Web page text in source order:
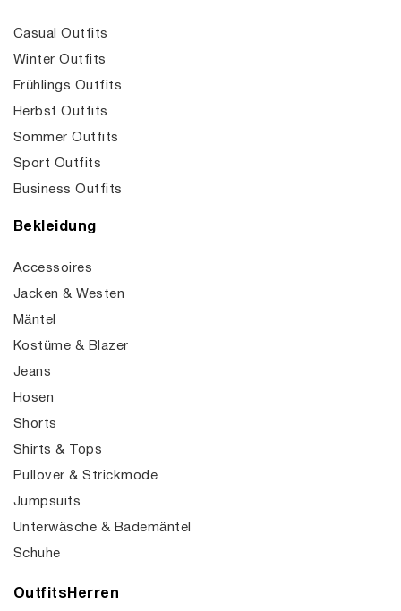
Casual Outfits
Winter Outfits
Frühlings Outfits
Herbst Outfits
Sommer Outfits
Sport Outfits
Business Outfits
Bekleidung
Accessoires
Jacken & Westen
Mäntel
Kostüme & Blazer
Jeans
Hosen
Shorts
Shirts & Tops
Pullover & Strickmode
Jumpsuits
Unterwäsche & Bademäntel
Schuhe
OutfitsHerren